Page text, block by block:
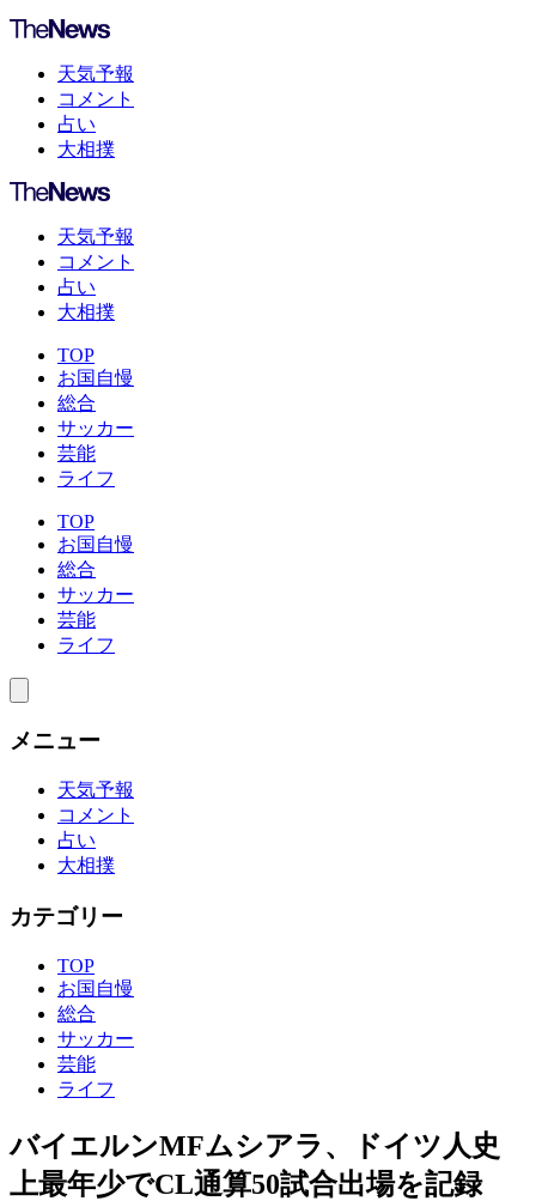
天気予報
コメント
占い
大相撲
天気予報
コメント
占い
大相撲
TOP
お国自慢
総合
サッカー
芸能
ライフ
TOP
お国自慢
総合
サッカー
芸能
ライフ
メニュー
天気予報
コメント
占い
大相撲
カテゴリー
TOP
お国自慢
総合
サッカー
芸能
ライフ
バイエルンMFムシアラ、ドイツ人史
上最年少でCL通算50試合出場を記録